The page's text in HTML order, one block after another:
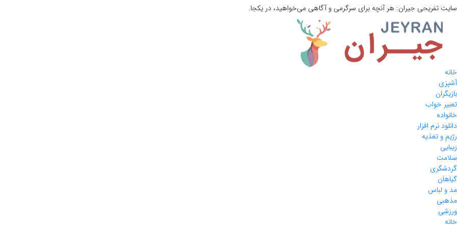
سایت تفریحی جیران: هر آنچه برای سرگرمی و آگاهی می‌خواهید، در یکجا.
خانه
آشپزی
بازیگران
تعبیر خواب
خانواده
دانلود نرم افزار
رژیم و تغذیه
زیبایی
سلامت
گردشگری
گیاهان
مد و لباس
مذهبی
ورزشی
خانه